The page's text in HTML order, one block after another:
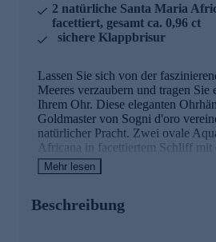
2 natürliche Santa Maria
facettiert, gesamt ca. 0,96 ct
sichere Klappbrisur
Lassen Sie sich von der
Meeres verzaubern und tragen
Ihrem Ohr. Diese eleganten
Goldmaster von Sogni d'oro
natürlicher Pracht. Zwei ovale
Africana in facettiertem Schliff mit
von ca. 0,96 ct erstrahlen in einem
Aquamarinblau und werden von
gehalten. Die natürlichen
Mehr lesen
Beschreibung